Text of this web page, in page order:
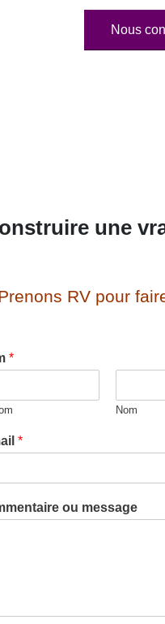
Nous
une
RV pour
*
Nom
*
ou message